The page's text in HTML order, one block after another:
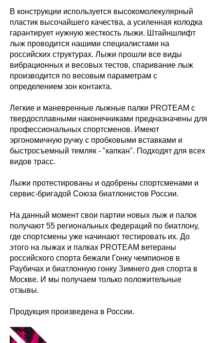
В конструкции используется высокомолекулярный
пластик высочайшего качества, а усиленная колодка
гарантирует нужную жесткость лыжи. Штайншлифт
лыж проводится нашими специалистами на
российских структурах. Лыжи прошли все виды
вибрационных и весовых тестов, спаривание лыж
производится по весовым параметрам с
определением зон контакта.
Легкие и маневренные лыжные палки PROTEAM с
твердосплавными наконечниками предназначены для
профессиональных спортсменов. Имеют
эргономичную ручку с пробковыми вставками и
быстросъемный темляк - "капкан". Подходят для всех
видов трасс.
Лыжи протестированы и одобрены спортсменами и
сервис-бригадой Союза биатлонистов России.
На данный момент свои партии новых лыж и палок
получают 55 региональных федераций по биатлону,
где спортсмены уже начинают тестировать их. До
этого на лыжах и палках PROTEAM ветераны
российского спорта бежали Гонку чемпионов в
Раубичах и биатлонную гонку Зимнего дня спорта в
Москве. И мы получаем только положительные
отзывы.
Продукция произведена в России.